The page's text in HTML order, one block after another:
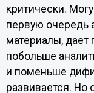
критически.
первую очередь
материалы, дает
побольше
и поменьше
развивается. Но